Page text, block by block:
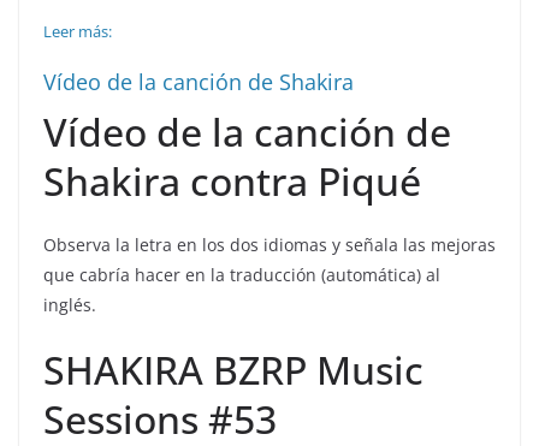
Leer más:
Vídeo de la canción de Shakira
Vídeo de la canción de
Shakira contra Piqué
Observa la letra en los dos idiomas y señala las mejoras
que cabría hacer en la traducción (automática) al
inglés.
SHAKIRA BZRP Music
Sessions #53